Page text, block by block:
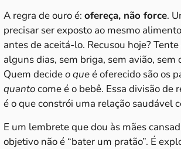
A regra de ouro é: ofereça, não force.
precisar ser exposto ao mesmo alimento
antes de aceitá-lo. Recusou hoje?
alguns dias, sem briga, sem avião, sem
Quem decideo queé oferecido são os
quantocome é o bebê. Essa divisão de
é o que constrói uma relação saudável
E um lembrete que dou às mães
objetivo não é “bater um pratão”. É